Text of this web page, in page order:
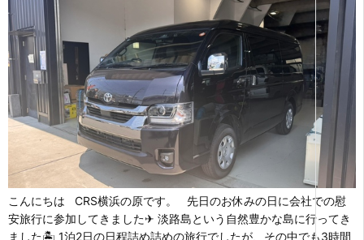
こんにちは CRS横浜の原です。 先日のお休みの日に会社での慰
安旅行に参加してきました✈ 淡路島という自然豊かな島に行ってき
ました🏝 1泊2日の日程詰め詰めの旅行でしたが、その中でも3時間